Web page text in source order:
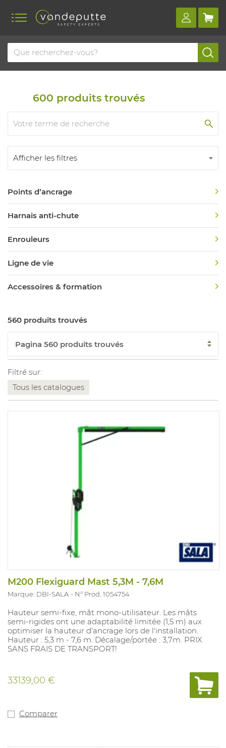
Home Aperçu des produits
Protection anti-chute
Protection anti-chute
600 produits trouvés
Afficher les filtres
Points d’ancrage
Harnais anti-chute
Enrouleurs
Ligne de vie
Accessoires & formation
560 produits trouvés
Filtré sur:
Tous les catalogues
M200 Flexiguard Mast 5,3M - 7,6M
Marque: DBI-SALA N° Prod. 1054754
Hauteur semi-fixe, mât mono-utilisateur. Les mâts
semi-rigides ont une adaptabilité limitée (1,5 m) aux
optimiser la hauteur d'ancrage lors de l'installation.
Hauteur : 5,3 m - 7,6 m. Décalage/portée : 3,7m. PRIX
SANS FRAIS DE TRANSPORT!
33139,00 €
Comparer